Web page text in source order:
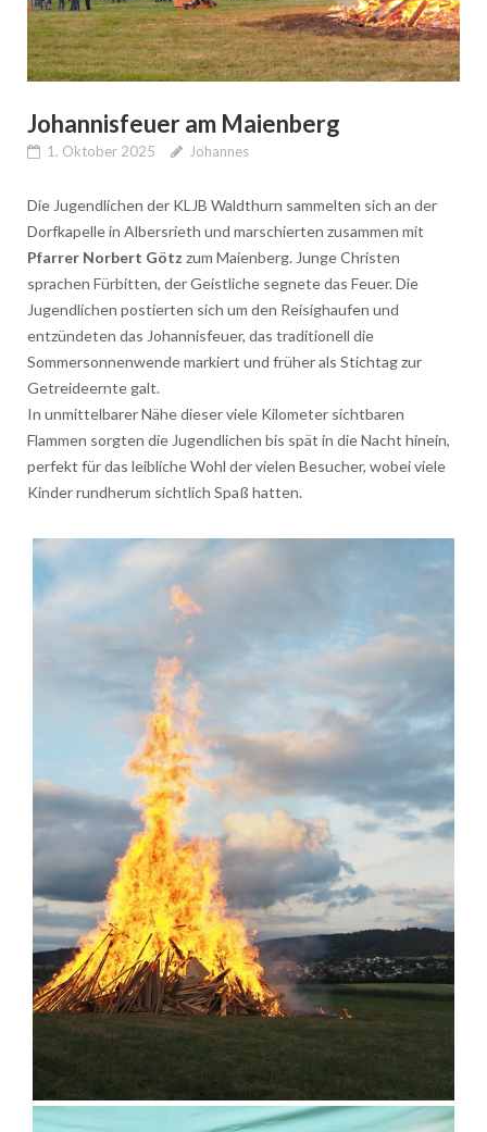
Johannisfeuer am Maienberg
1. Oktober 2025 Johannes
Die Jugendlichen der KLJB Waldthurn sammelten sich an der
Dorfkapelle in Albersrieth und marschierten zusammen mit
Pfarrer Norbert Götz zum Maienberg. Junge Christen
sprachen Fürbitten, der Geistliche segnete das Feuer. Die
Jugendlichen postierten sich um den Reisighaufen und
entzündeten das Johannisfeuer, das traditionell die
Sommersonnenwende markiert und früher als Stichtag zur
Getreideernte galt.
In unmittelbarer Nähe dieser viele Kilometer sichtbaren
Flammen sorgten die Jugendlichen bis spät in die Nacht hinein,
perfekt für das leibliche Wohl der vielen Besucher, wobei viele
Kinder rundherum sichtlich Spaß hatten.